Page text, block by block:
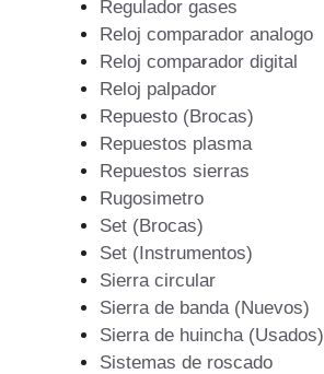
Regulador gases
Reloj comparador analogo
Reloj comparador digital
Reloj palpador
Repuesto (Brocas)
Repuestos plasma
Repuestos sierras
Rugosimetro
Set (Brocas)
Set (Instrumentos)
Sierra circular
Sierra de banda (Nuevos)
Sierra de huincha (Usados)
Sistemas de roscado